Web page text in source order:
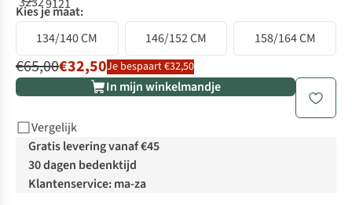
Kies je maat:
134/140 CM
146/152 CM 158/164 CM
€65,00€32,50Je bespaart €32,50
In mijn winkelmandje
Vergelijk
Gratis levering vanaf €45
30 dagen bedenktijd
Klantenservice: ma-za